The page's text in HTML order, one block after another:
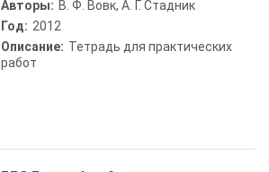
Авторы: В. Ф. Вовк, А. Г. Стадник
Год: 2012
Описание: Тетрадь для практических
работ